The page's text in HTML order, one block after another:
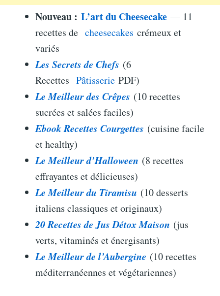
Nouveau : L’art du Cheesecake — 11
recettes de cheesecakes crémeux et
variés
Les Secrets de Chefs (6
Recettes Pâtisserie PDF)
Le Meilleur des Crêpes (10 recettes
sucrées et salées faciles)
Ebook Recettes Courgettes (cuisine facile
et healthy)
Le Meilleur d’Halloween (8 recettes
effrayantes et délicieuses)
Le Meilleur du Tiramisu (10 desserts
italiens classiques et originaux)
20 Recettes de Jus Détox Maison (jus
verts, vitaminés et énergisants)
Le Meilleur de l’Aubergine (10 recettes
méditerranéennes et végétariennes)